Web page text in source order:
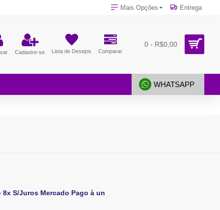
Mais Opções Entrega
Cadastre-se Lista de Desejos Comparar
0 - R$0,00
WHATSAPP
8x S/Juros Mercado Pago à un